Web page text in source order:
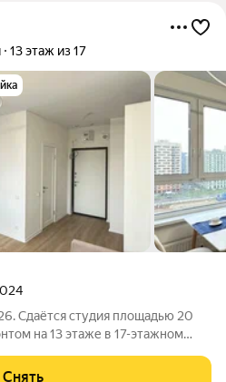
13 этаж из 17
Сдаётся студия площадью 20
на 13 этаже в 17-этажном
Снять